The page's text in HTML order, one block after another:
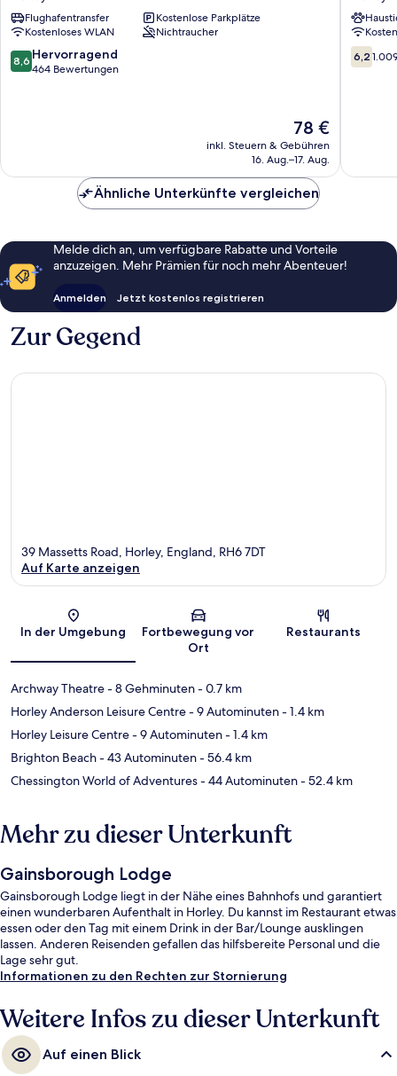
Horley
Flughafentransfer
Kostenlose Parkplätze
Kostenloses WLAN
Nichtraucher
8.6
von
8,6 Hervorragend
464 Bewertungen
Der
Preis
beträgt
78 €
inkl. Steuern & Gebühren
16. Aug.–17. Aug.
Hotel
Horley
6.2
von
6,2
Ähnliche Unterkünfte vergleichen
Melde dich an, um verfügbare Rabatte und Vorteile
anzuzeigen. Mehr Prämien für noch mehr Abenteuer!
Anmelden Jetzt kostenlos registrieren
Zur Gegend
Karte
39 Massetts Road, Horley, England, RH6 7DT
Auf Karte anzeigen
In der Umgebung
Fortbewegung vor
Ort
Restaurants
Archway Theatre- 8 Gehminuten- 0.7 km
Horley Anderson Leisure Centre- 9 Autominuten- 1.4 km
Horley Leisure Centre- 9 Autominuten- 1.4 km
Brighton Beach- 43 Autominuten- 56.4 km
Chessington World of Adventures- 44 Autominuten- 52.4 km
Mehr zu dieser Unterkunft
Gainsborough Lodge
Gainsborough Lodge liegt in der Nähe eines Bahnhofs und garantiert
einen wunderbaren Aufenthalt in Horley. Du kannst im Restaurant etwas
essen oder den Tag mit einem Drink in der Bar/Lounge ausklingen
lassen. Anderen Reisenden gefallen das hilfsbereite Personal und die
Lage sehr gut.
Informationen zu den Rechten zur Stornierung
Weitere Infos zu dieser Unterkunft
Auf einen Blick